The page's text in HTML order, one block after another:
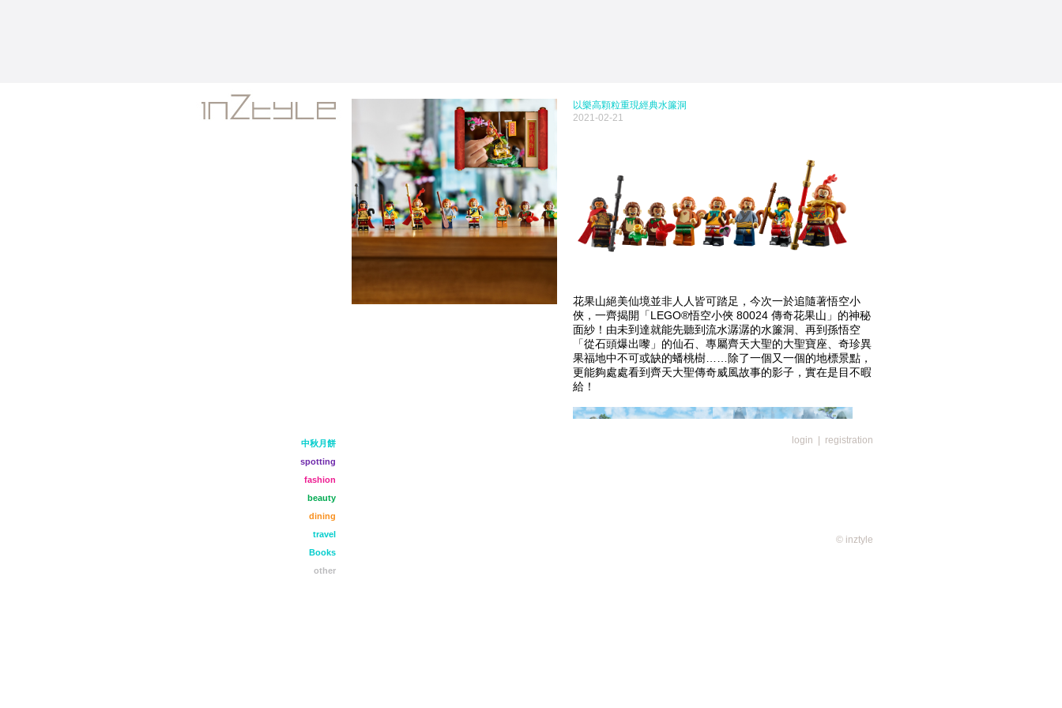
以樂高顆粒重現經典水簾洞
2021-02-21
花果山絕美仙境並非人人皆可踏足，今次一於追隨著悟空小
俠，一齊揭開「LEGO®悟空小俠 80024 傳奇花果山」的神秘
面紗！由未到達就能先聽到流水潺潺的水簾洞、再到孫悟空
「從石頭爆出嚟」的仙石、專屬齊天大聖的大聖寶座、奇珍異
果福地中不可或缺的蟠桃樹……除了一個又一個的地標景點，
更能夠處處看到齊天大聖傳奇威風故事的影子，實在是目不暇
給！
中秋月餅
spotting
fashion
beauty
dining
travel
Books
other
login registration
© inztyle